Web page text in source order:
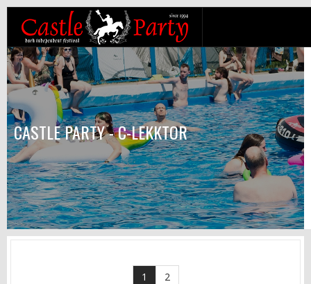
CASTLE PARTY - C-LEKKTOR
1 2